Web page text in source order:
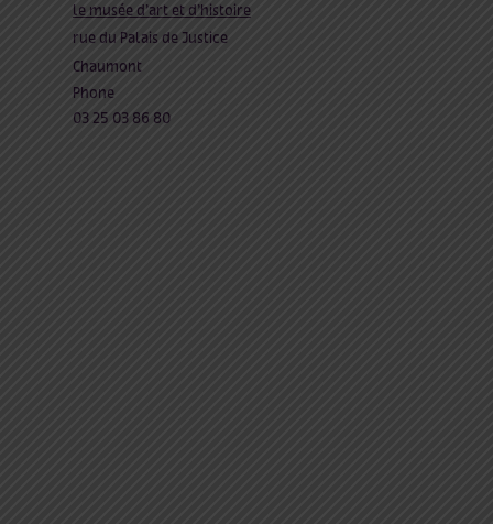
le musée d’art et d’histoire
rue du Palais de Justice
Chaumont
Phone
03 25 03 86 80